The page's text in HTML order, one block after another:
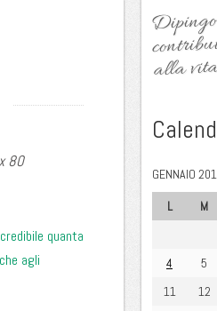
80
quanta
agli
alla
GENNAIO
L
M
4
5
11
12